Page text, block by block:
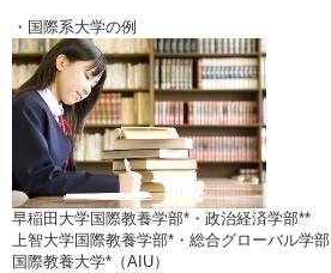
・国際系大学の例
早稲田大学国際教養学部*・政治経済学部**
上智大学国際教養学部*・総合グローバル学部
国際教養大学*（AIU）